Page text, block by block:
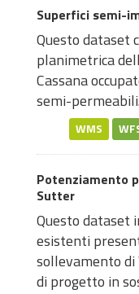
Superfici semi-
Questo dataset
planimetrica
Cassana
semi-
WMS
Potenziamento
Sutter
Questo dataset
esistenti
sollevamento
di progetto in